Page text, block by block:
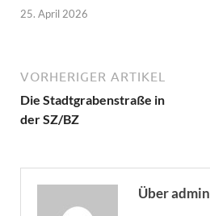
25. April 2026
VORHERIGER ARTIKEL
Die Stadtgrabenstraße in
der SZ/BZ
Über admin